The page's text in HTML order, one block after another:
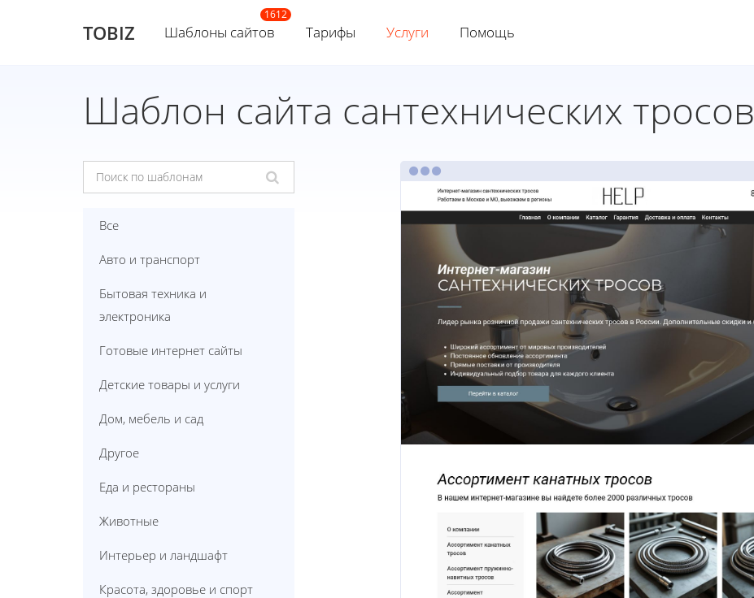
TOBIZ Шаблоны сайтов Тарифы Услуги Помощь
Шаблон сайта сантехнических тросов
Все
Авто и транспорт
Бытовая техника и
электроника
Готовые интернет сайты
Детские товары и услуги
Дом, мебель и сад
Другое
Еда и рестораны
Животные
Интерьер и ландшафт
Красота, здоровье и спорт